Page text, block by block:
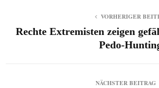
VORHERIGER
Rechte Extremisten zeigen
Pedo-
NÄCHSTER BEITRAG